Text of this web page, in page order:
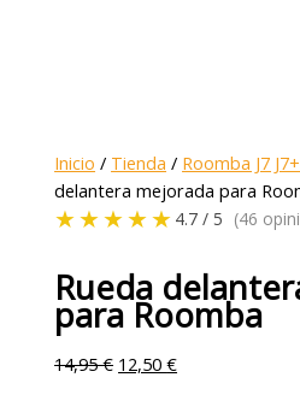
Inicio / Tienda / Roomba J7
delantera mejorada para
★★★★★ 4.7 / 5 (46
Rueda
para Roomba
14,95€ 12,50€